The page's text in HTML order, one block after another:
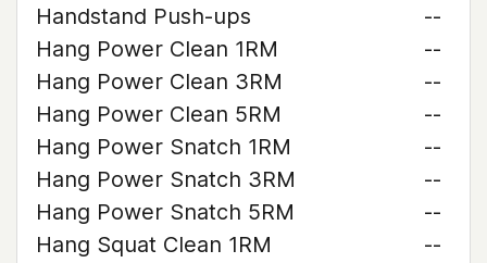
Handstand Push-ups
--
Hang Power Clean 1RM
--
Hang Power Clean 3RM
--
Hang Power Clean 5RM
--
Hang Power Snatch 1RM
--
Hang Power Snatch 3RM
--
Hang Power Snatch 5RM
--
Hang Squat Clean 1RM
--